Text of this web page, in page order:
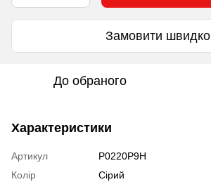
Замовити швидко
До обраного
Характеристики
Артикул
P0220P9H
Колір
Сірий